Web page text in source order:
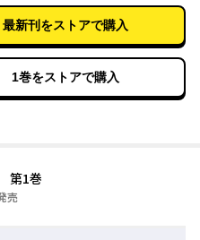
最新刊をストアで購入
1巻をストアで購入
第1巻
年07月24日
売